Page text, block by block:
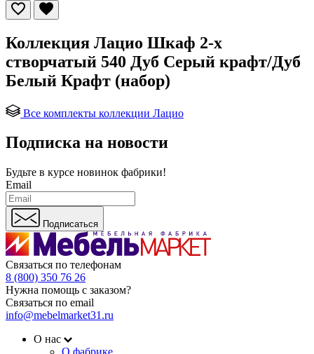
Коллекция Лацио Шкаф 2-х
створчатый 540 Дуб Серый крафт/Дуб
Белый Крафт (набор)
Все комплекты коллекции Лацио
Подписка на новости
Будьте в курсе новинок фабрики!
Email
Подписаться
Связаться по телефонам
8 (800) 350 76 26
Нужна помощь с заказом?
Связаться по email
info@mebelmarket31.ru
О нас